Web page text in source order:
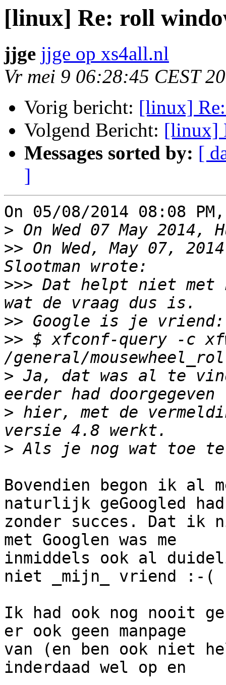
[linux] Re: roll
jjge jjge op xs4all.nl
Vr mei 9 06:28:45 CEST
Vorig bericht: [linux]
Volgend Bericht: [linux]
Messages sorted by: [
]
On 05/08/2014 08:08
>
>> On Wed, May 07,
>>> Dat helpt niet
>>
>> $ xfconf-query -c
> Ja, dat was al te
> hier, met de
>
Bovendien begon ik al
naturlijk geGoogled
zonder succes. Dat ik
met Googlen was me
inmiddels ook al
niet _mijn_ vriend :-(
Ik had ook nog nooit
er ook geen manpage
van (en ben ook niet
inderdaad wel op en